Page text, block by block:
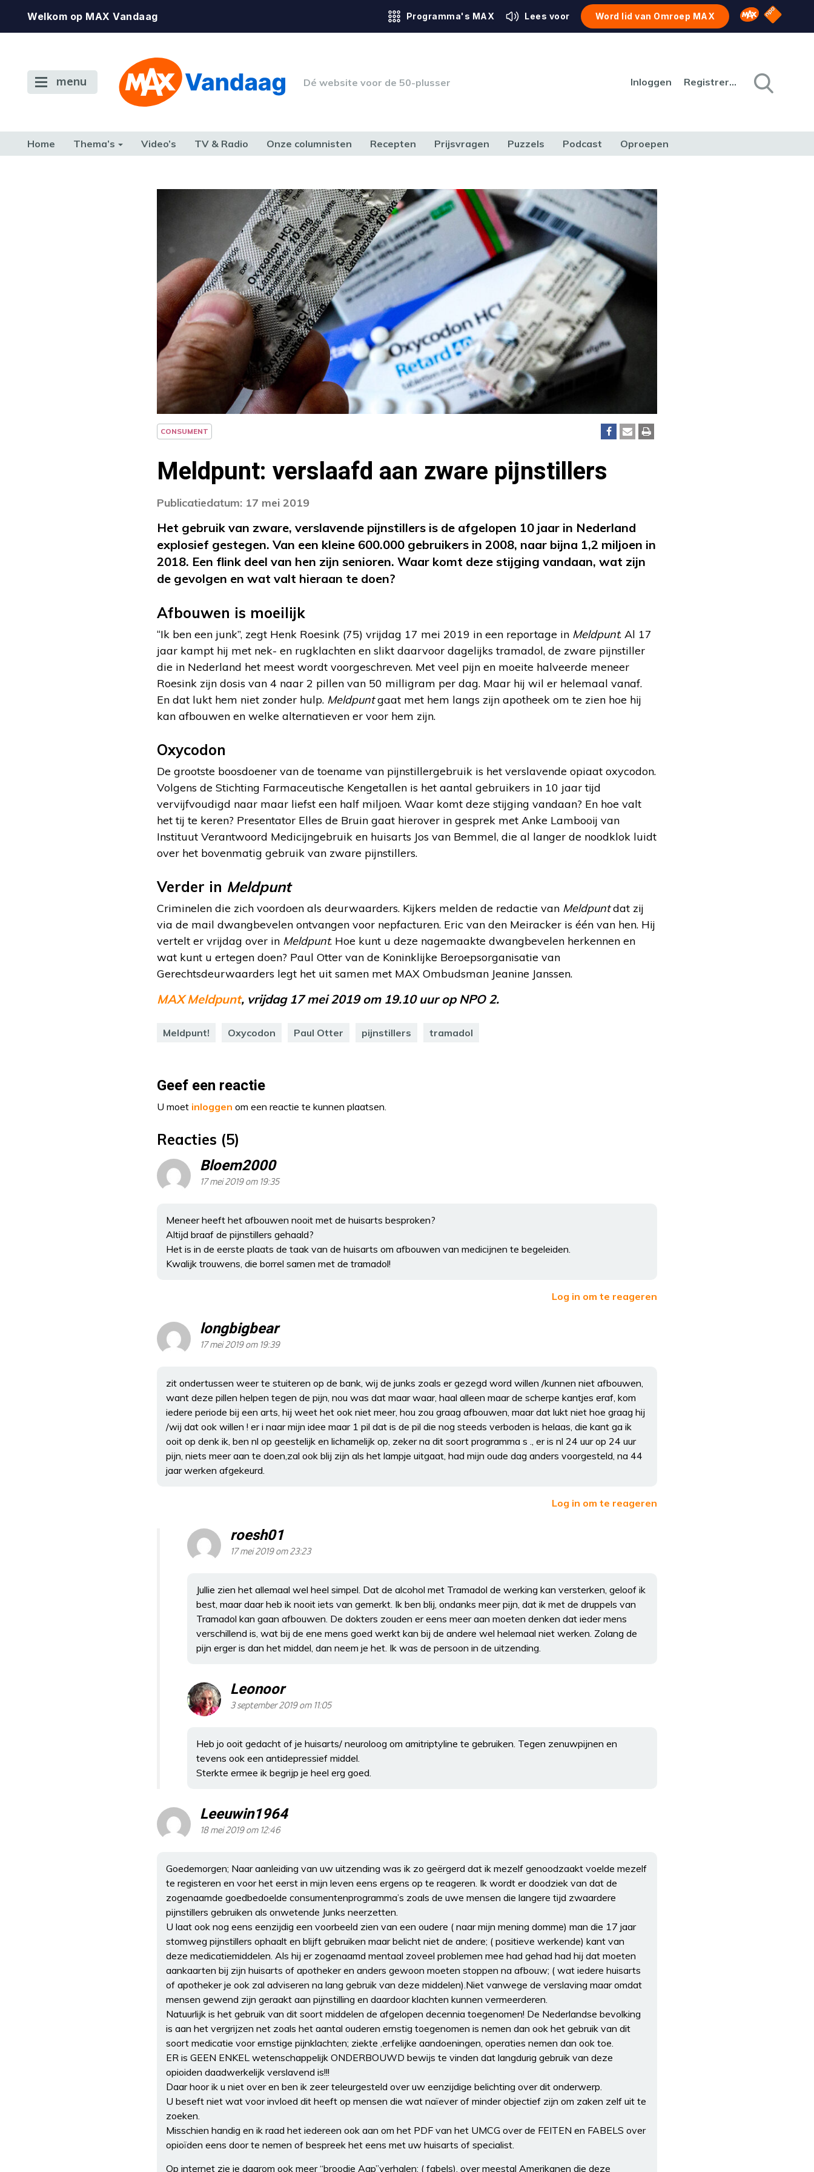
Welkom op MAX Vandaag Programma's MAX Lees voor Word lid van Omroep MAX Omroep MAX
NPO
menu Dé website voor de 50-plusser Inloggen Registreren
Home Thema’s Video’s TV & Radio Onze columnisten Recepten Prijsvragen Puzzels Podcast Oproepen
CONSUMENT
Meldpunt: verslaafd aan zware pijnstillers
Publicatiedatum: 17 mei 2019
Het gebruik van zware, verslavende pijnstillers is de afgelopen 10 jaar in Nederland
explosief gestegen. Van een kleine 600.000 gebruikers in 2008, naar bijna 1,2 miljoen in
2018. Een flink deel van hen zijn senioren. Waar komt deze stijging vandaan, wat zijn
de gevolgen en wat valt hieraan te doen?
Afbouwen is moeilijk
“Ik ben een junk”, zegt Henk Roesink (75) vrijdag 17 mei 2019 in een reportage in Meldpunt. Al 17
jaar kampt hij met nek- en rugklachten en slikt daarvoor dagelijks tramadol, de zware pijnstiller
die in Nederland het meest wordt voorgeschreven. Met veel pijn en moeite halveerde meneer
Roesink zijn dosis van 4 naar 2 pillen van 50 milligram per dag. Maar hij wil er helemaal vanaf.
En dat lukt hem niet zonder hulp. Meldpuntgaat met hem langs zijn apotheek om te zien hoe hij
kan afbouwen en welke alternatieven er voor hem zijn.
Oxycodon
De grootste boosdoener van de toename van pijnstillergebruik is het verslavende opiaat oxycodon.
Volgens de Stichting Farmaceutische Kengetallen is het aantal gebruikers in 10 jaar tijd
vervijfvoudigd naar maar liefst een half miljoen. Waar komt deze stijging vandaan? En hoe valt
het tij te keren? Presentator Elles de Bruin gaat hierover in gesprek met Anke Lambooij van
Instituut Verantwoord Medicijngebruik en huisarts Jos van Bemmel, die al langer de noodklok luidt
over het bovenmatig gebruik van zware pijnstillers.
Verder in Meldpunt
Criminelen die zich voordoen als deurwaarders. Kijkers melden de redactie van Meldpuntdat zij
via de mail dwangbevelen ontvangen voor nepfacturen. Eric van den Meiracker is één van hen. Hij
vertelt er vrijdag over in Meldpunt. Hoe kunt u deze nagemaakte dwangbevelen herkennen en
wat kunt u ertegen doen? Paul Otter van de Koninklijke Beroepsorganisatie van
Gerechtsdeurwaarders legt het uit samen met MAX Ombudsman Jeanine Janssen.
MAX Meldpunt, vrijdag 17 mei 2019 om 19.10 uur op NPO 2.
Meldpunt! Oxycodon Paul Otter pijnstillers tramadol
Geef een reactie
U moet inloggen om een reactie te kunnen plaatsen.
Reacties (5)
Bloem2000
17 mei 2019 om 19:35
Meneer heeft het afbouwen nooit met de huisarts besproken?
Altijd braaf de pijnstillers gehaald?
Het is in de eerste plaats de taak van de huisarts om afbouwen van medicijnen te begeleiden.
Kwalijk trouwens, die borrel samen met de tramadol!
Log in om te reageren
longbigbear
17 mei 2019 om 19:39
zit ondertussen weer te stuiteren op de bank, wij de junks zoals er gezegd word willen /kunnen niet afbouwen,
want deze pillen helpen tegen de pijn, nou was dat maar waar, haal alleen maar de scherpe kantjes eraf, kom
iedere periode bij een arts, hij weet het ook niet meer, hou zou graag afbouwen, maar dat lukt niet hoe graag hij
/wij dat ook willen ! er i naar mijn idee maar 1 pil dat is de pil die nog steeds verboden is helaas, die kant ga ik
ooit op denk ik, ben nl op geestelijk en lichamelijk op, zeker na dit soort programma s ., er is nl 24 uur op 24 uur
pijn, niets meer aan te doen,zal ook blij zijn als het lampje uitgaat, had mijn oude dag anders voorgesteld, na 44
jaar werken afgekeurd.
Log in om te reageren
roesh01
17 mei 2019 om 23:23
Jullie zien het allemaal wel heel simpel. Dat de alcohol met Tramadol de werking kan versterken, geloof ik
best, maar daar heb ik nooit iets van gemerkt. Ik ben blij, ondanks meer pijn, dat ik met de druppels van
Tramadol kan gaan afbouwen. De dokters zouden er eens meer aan moeten denken dat ieder mens
verschillend is, wat bij de ene mens goed werkt kan bij de andere wel helemaal niet werken. Zolang de
pijn erger is dan het middel, dan neem je het. Ik was de persoon in de uitzending.
Leonoor
3 september 2019 om 11:05
Heb jo ooit gedacht of je huisarts/ neuroloog om amitriptyline te gebruiken. Tegen zenuwpijnen en
tevens ook een antidepressief middel.
Sterkte ermee ik begrijp je heel erg goed.
Leeuwin1964
18 mei 2019 om 12:46
Goedemorgen; Naar aanleiding van uw uitzending was ik zo geërgerd dat ik mezelf genoodzaakt voelde mezelf
te registeren en voor het eerst in mijn leven eens ergens op te reageren. Ik wordt er doodziek van dat de
zogenaamde goedbedoelde consumentenprogramma’s zoals de uwe mensen die langere tijd zwaardere
pijnstillers gebruiken als onwetende Junks neerzetten.
U laat ook nog eens eenzijdig een voorbeeld zien van een oudere ( naar mijn mening domme) man die 17 jaar
stomweg pijnstillers ophaalt en blijft gebruiken maar belicht niet de andere; ( positieve werkende) kant van
deze medicatiemiddelen. Als hij er zogenaamd mentaal zoveel problemen mee had gehad had hij dat moeten
aankaarten bij zijn huisarts of apotheker en anders gewoon moeten stoppen na afbouw; ( wat iedere huisarts
of apotheker je ook zal adviseren na lang gebruik van deze middelen).Niet vanwege de verslaving maar omdat
mensen gewend zijn geraakt aan pijnstilling en daardoor klachten kunnen vermeerderen.
Natuurlijk is het gebruik van dit soort middelen de afgelopen decennia toegenomen! De Nederlandse bevolking
is aan het vergrijzen net zoals het aantal ouderen ernstig toegenomen is nemen dan ook het gebruik van dit
soort medicatie voor ernstige pijnklachten; ziekte ,erfelijke aandoeningen, operaties nemen dan ook toe.
ER is GEEN ENKEL wetenschappelijk ONDERBOUWD bewijs te vinden dat langdurig gebruik van deze
opioiden daadwerkelijk verslavend is!!!
Daar hoor ik u niet over en ben ik zeer teleurgesteld over uw eenzijdige belichting over dit onderwerp.
U beseft niet wat voor invloed dit heeft op mensen die wat naïever of minder objectief zijn om zaken zelf uit te
zoeken.
Misschien handig en ik raad het iedereen ook aan om het PDF van het UMCG over de FEITEN en FABELS over
opioïden eens door te nemen of bespreek het eens met uw huisarts of specialist.
Op internet zie je daarom ook meer “broodje Aap”verhalen; ( fabels), over meestal Amerikanen die deze